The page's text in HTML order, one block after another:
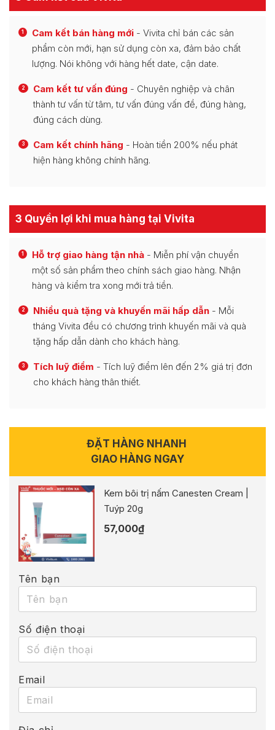
1 Cam kết bán hàng mới - Vivita chỉ bán các sản
phẩm còn mới, hạn sử dụng còn xa, đảm bảo chất
lượng. Nói không với hàng hết date, cận date.
2 Cam kết tư vấn đúng - Chuyên nghiệp và chân
thành tư vấn từ tâm, tư vấn đúng vấn đề, đúng hàng,
đúng cách dùng.
3 Cam kết chính hãng - Hoàn tiền 200% nếu phát
hiện hàng không chính hãng.
3 Quyền lợi khi mua hàng tại Vivita
1 Hỗ trợ giao hàng tận nhà - Miễn phí vận chuyển
một số sản phẩm theo chính sách giao hàng. Nhận
hàng và kiểm tra xong mới trả tiền.
2 Nhiều quà tặng và khuyến mãi hấp dẫn - Mỗi
tháng Vivita đều có chương trình khuyến mãi và quà
tặng hấp dẫn dành cho khách hàng.
3 Tích luỹ điểm - Tích luỹ điểm lên đến 2% giá trị đơn
cho khách hàng thân thiết.
ĐẶT HÀNG NHANH
GIAO HÀNG NGAY
Kem bôi trị nấm Canesten Cream |
Tuýp 20g
57,000₫
Tên bạn
Số điện thoại
Email